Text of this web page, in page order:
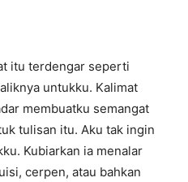
itu terdengar seperti
untukku. Kalimat
membuatku semangat
tulisan itu. Aku tak ingin
Kubiarkan ia menalar
cerpen, atau bahkan